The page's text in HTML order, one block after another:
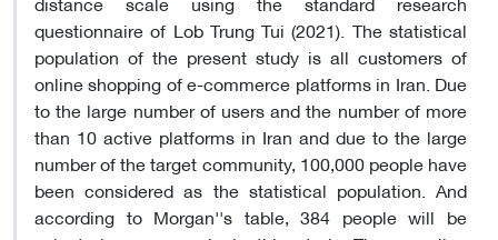
questionnaire of Lob Trung Tui (2021). The statistical
population of the present study is all customers of
online shopping of e-commerce platforms in Iran. Due
to the large number of users and the number of more
than 10 active platforms in Iran and due to the large
number of the target community, 100,000 people have
been considered as the statistical population. And
according to Morgan''s table, 384 people will be